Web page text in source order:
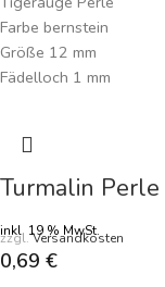
Farbe bernstein
Größe 12 mm
Fädelloch 1 mm
Turmalin
inkl. 19 % MwSt.
zzgl.Versandkosten
0,69 €